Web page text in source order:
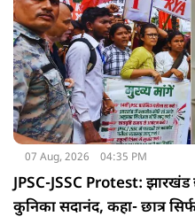
07 Aug, 2026 04:35 PM
JPSC-JSSC Protest: झारखंड
कुनिका सदानंद, कहा- छात्र